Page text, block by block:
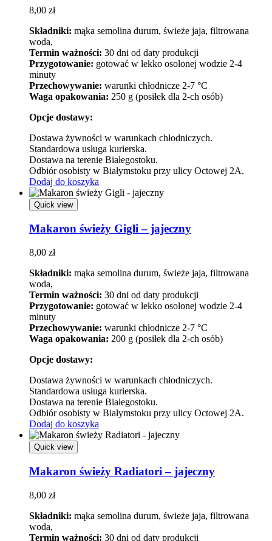
8,00 zł
Składniki: mąka semolina durum, świeże jaja, filtrowana
woda,
Termin ważności: 30 dni od daty produkcji
Przygotowanie: gotować w lekko osolonej wodzie 2-4
minuty
Przechowywanie: warunki chłodnicze 2-7 °C
Waga opakowania: 250 g (posiłek dla 2-ch osób)
Opcje dostawy:
Dostawa żywności w warunkach chłodniczych.
Standardowa usługa kurierska.
Dostawa na terenie Białegostoku.
Odbiór osobisty w Białymstoku przy ulicy Octowej 2A.
Dodaj do koszyka
Quick view
Makaron świeży Gigli – jajeczny
8,00 zł
Składniki: mąka semolina durum, świeże jaja, filtrowana
woda,
Termin ważności: 30 dni od daty produkcji
Przygotowanie: gotować w lekko osolonej wodzie 2-4
minuty
Przechowywanie: warunki chłodnicze 2-7 °C
Waga opakowania: 200 g (posiłek dla 2-ch osób)
Opcje dostawy:
Dostawa żywności w warunkach chłodniczych.
Standardowa usługa kurierska.
Dostawa na terenie Białegostoku.
Odbiór osobisty w Białymstoku przy ulicy Octowej 2A.
Dodaj do koszyka
Quick view
Makaron świeży Radiatori – jajeczny
8,00 zł
Składniki: mąka semolina durum, świeże jaja, filtrowana
woda,
Termin ważności: 30 dni od daty produkcji